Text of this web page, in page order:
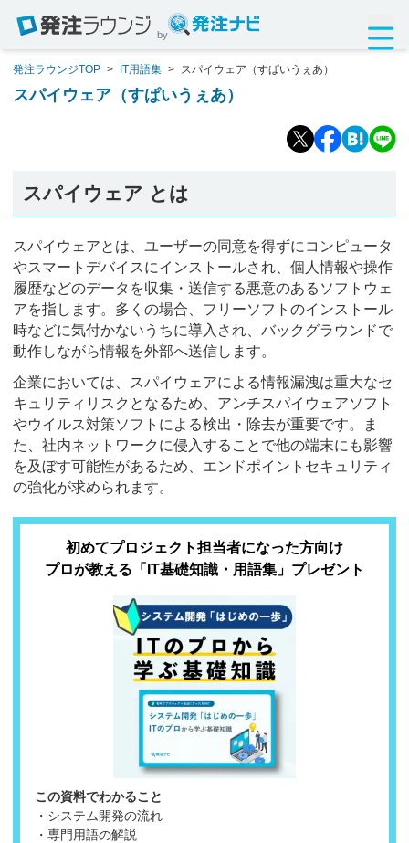
by
発注ラウンジTOP > IT用語集 > スパイウェア（すぱいうぇあ）
スパイウェア（すぱいうぇあ）
スパイウェア とは
スパイウェアとは、ユーザーの同意を得ずにコンピュータ
やスマートデバイスにインストールされ、個人情報や操作
履歴などのデータを収集・送信する悪意のあるソフトウェ
アを指します。多くの場合、フリーソフトのインストール
時などに気付かないうちに導入され、バックグラウンドで
動作しながら情報を外部へ送信します。
企業においては、スパイウェアによる情報漏洩は重大なセ
キュリティリスクとなるため、アンチスパイウェアソフト
やウイルス対策ソフトによる検出・除去が重要です。ま
た、社内ネットワークに侵入することで他の端末にも影響
を及ぼす可能性があるため、エンドポイントセキュリティ
の強化が求められます。
初めてプロジェクト担当者になった方向け
プロが教える「IT基礎知識・用語集」プレゼント
この資料でわかること
・システム開発の流れ
・専門用語の解説